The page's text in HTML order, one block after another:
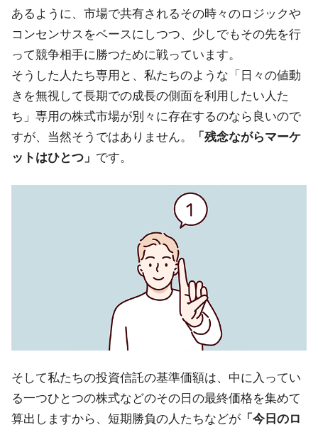
あるように、市場で共有されるその時々のロジックや
コンセンサスをベースにしつつ、少しでもその先を行
って競争相手に勝つために戦っています。
そうした人たち専用と、私たちのような「日々の値動
きを無視して長期での成長の側面を利用したい人た
ち」専用の株式市場が別々に存在するのなら良いので
すが、当然そうではありません。
「残念ながらマーケ
ットはひとつ」 です。
そして私たちの投資信託の基準価額は、中に入ってい
る一つひとつの株式などのその日の最終価格を集めて
算出しますから、短期勝負の人たちなどが 「今日のロ